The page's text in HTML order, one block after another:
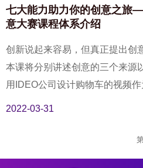
之路提供助力！
七大能力助力你的创意之旅
意大赛课程体系介绍
创新说起来容易，但真正提出创
本课将分别讲述创意的三个来源
用IDEO公司设计购物车的视频
流程。本讲的主要目的是让大
2022-03-31